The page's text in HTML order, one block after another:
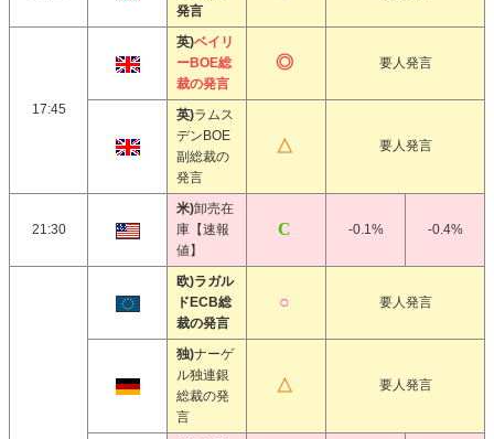
発言
17:45
英)ベイリ
ーBOE総
裁の発言
要人発言
英)ラムス
デンBOE
副総裁の
発言
要人発言
21:30
米)卸売在
庫【速報
値】
-0.1% -0.4%
欧)ラガル
ドECB総
裁の発言
要人発言
独)ナーゲ
ル独連銀
総裁の発
言
要人発言